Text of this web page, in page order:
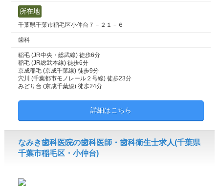
所在地
千葉県千葉市稲毛区小仲台７－２１－６
歯科
稲毛 (JR中央・総武線) 徒歩6分
稲毛 (JR総武本線) 徒歩6分
京成稲毛 (京成千葉線) 徒歩9分
穴川 (千葉都市モノレール２号線) 徒歩23分
みどり台 (京成千葉線) 徒歩24分
詳細はこちら
なみき歯科医院の歯科医師・歯科衛生士求人(千葉県
千葉市稲毛区・小仲台)